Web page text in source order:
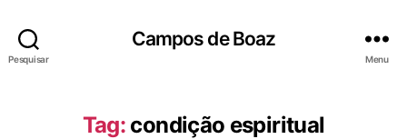
Pesquisar
Campos de Boaz
Menu
Tag: condição espiritual